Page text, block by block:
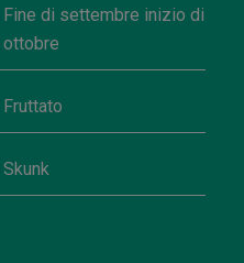
Fine di settembre inizio di
ottobre
Fruttato
Skunk